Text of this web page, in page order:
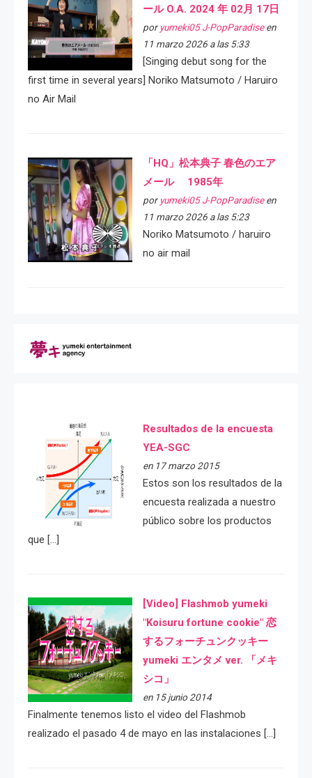
ール O.A. 2024 年 02月 17日
por yumeki05 J-PopParadiseen
11 marzo 2026 a las 5:33
[Singing debut song for the
first time in several years] Noriko Matsumoto / Haruiro
no Air Mail
「HQ」松本典子 春色のエア
メール 1985年
por yumeki05 J-PopParadiseen
11 marzo 2026 a las 5:23
Noriko Matsumoto / haruiro
no air mail
Resultados de la encuesta
YEA-SGC
en 17 marzo 2015
Estos son los resultados de la
encuesta realizada a nuestro
público sobre los productos
que […]
[Video] Flashmob yumeki
"Koisuru fortune cookie" 恋
するフォーチュンクッキー
yumeki エンタメ ver. 「メキ
シコ」
en 15 junio 2014
Finalmente tenemos listo el video del Flashmob
realizado el pasado 4 de mayo en las instalaciones […]